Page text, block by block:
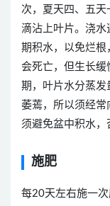
次，夏天四、五
滴沾上叶片。浇水
期积水，以免烂根
会死亡，但生长缓
期，叶片水分蒸发
萎蔫，所以须经常
须避免盆中积水，
施肥
每20天左右施一